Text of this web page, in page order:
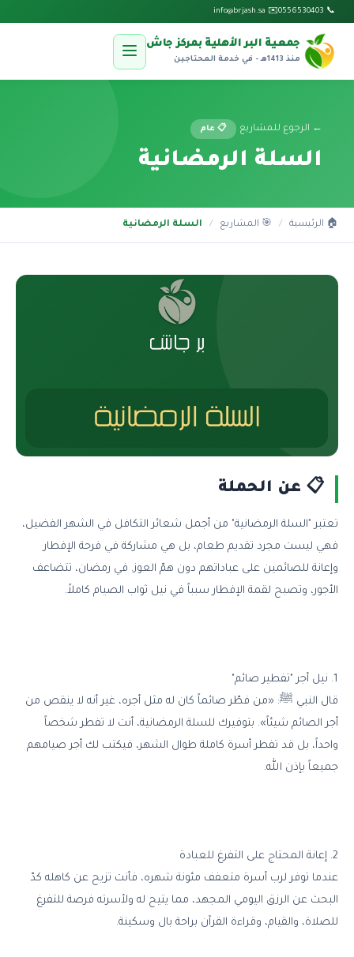
📞 0556530403
✉️ info@brjash.sa
جمعية البر الأهلية بمركز جاش
منذ 1413هـ - في خدمة المحتاجين
← الرجوع للمشاريع 📋 عام
السلة الرمضانية
🏠 الرئيسية / 🎯 المشاريع / السلة الرمضانية
📋 عن الحملة
تعتبر "السلة الرمضانية" من أجمل شعائر التكافل في الشهر الفضيل،
فهي ليست مجرد تقديم طعام، بل هي مشاركة في فرحة الإفطار
وإعانة للصائمين على عباداتهم دون همّ العوز. في رمضان، تتضاعف
الأجور، وتصبح لقمة الإفطار سبباً في نيل ثواب الصيام كاملاً.
1. نيل أجر "تفطير صائم"
قال النبي ﷺ: «من فطّر صائماً كان له مثل أجره، غير أنه لا ينقص من
أجر الصائم شيئاً». بتوفيرك للسلة الرمضانية، أنت لا تفطر شخصاً
واحداً، بل قد تفطر أسرة كاملة طوال الشهر، فيكتب لك أجر صيامهم
جميعاً بإذن الله.
2. إعانة المحتاج على التفرغ للعبادة
عندما توفر لرب أسرة متعفف مئونة شهره، فأنت تزيح عن كاهله كدّ
البحث عن الرزق اليومي المجهد، مما يتيح له ولأسرته فرصة للتفرغ
للصلاة، والقيام، وقراءة القرآن براحة بال وسكينة.